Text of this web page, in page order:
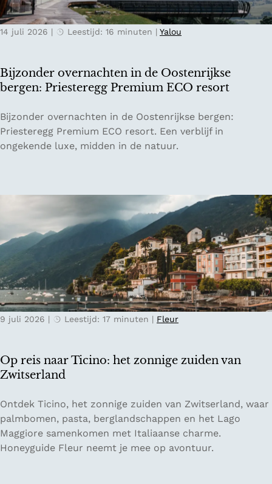
r
t
t
a
r
d
b
e
r
u
r
i
s
d
d
l
l
k
v
o
r
e
o
n
Bijzonder overnachten in de Oostenrijkse
bergen: Priesteregg Premium ECO resort
14 juli 2026 | Leestijd: 16 minuten | Yalou
B
i
j
o
v
e
r
n
a
t
e
i
n
d
e
Bijzonder overnachten in de Oostenrijkse bergen:
Priesteregg Premium ECO resort. Een verblijf in
ongekende luxe, midden in de natuur.
Op reis naar Ticino: het zonnige zuiden van
Zwitserland
9 juli 2026 | Leestijd: 17 minuten | Fleur
O
p
r
e
Ontdek Ticino, het zonnige zuiden van Zwitserland, waar
palmbomen, pasta, berglandschappen en het Lago
Maggiore samenkomen met Italiaanse charme.
Honeyguide Fleur neemt je mee op avontuur.